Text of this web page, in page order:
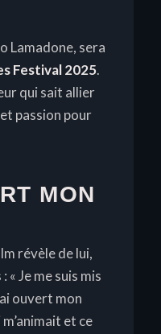
Lamadone, sera
Festival 2025.
qui sait allier
passion pour
MON
révèle de lui,
: « Je me suis mis
ouvert mon
et ce